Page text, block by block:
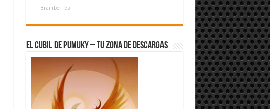
Brainberries
El Cubil de Pumuky – Tu zona de Descargas